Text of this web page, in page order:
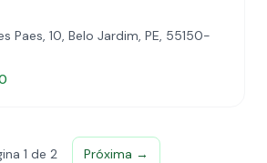
Paes, 10, Belo Jardim, PE, 55150-
1 de 2 Próxima →